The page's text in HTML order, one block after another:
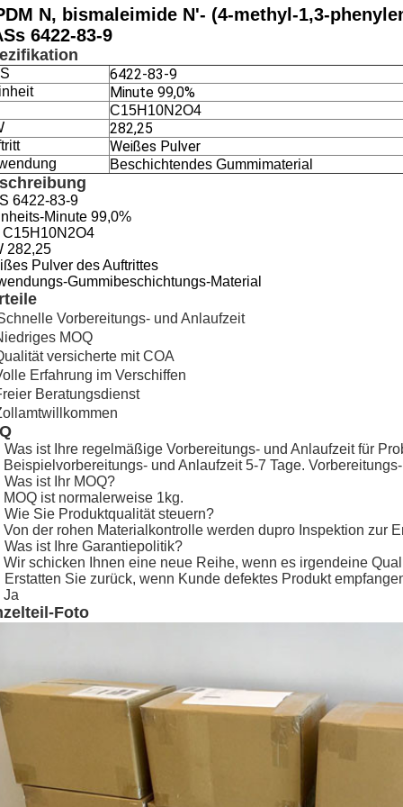
N, bismaleimide N'- (4-methyl-1,3-
6422-83-9
6422-83-9
Minute 99,0%
C15H10N2O4
282,25
Weißes Pulver
Beschichtendes Gummimaterial
6422-83-9
Minute 99,0%
C15H10N2O4
282,25
Pulver des Auftrittes
Gummibeschichtungs-Material
Vorbereitungs- und Anlaufzeit
MOQ
versicherte mit COA
Erfahrung im Verschiffen
Beratungsdienst
Was ist Ihre regelmäßige Vorbereitungs- und Anlaufzeit für
Beispielvorbereitungs- und Anlaufzeit 5-7 Tage.
Was ist Ihr MOQ?
MOQ ist normalerweise 1kg.
Wie Sie Produktqualität steuern?
Von der rohen Materialkontrolle werden dupro Inspektion zur
Was ist Ihre Garantiepolitik?
Wir schicken Ihnen eine neue Reihe, wenn es irgendeine
Erstatten Sie zurück, wenn Kunde defektes Produkt
Ja
Foto